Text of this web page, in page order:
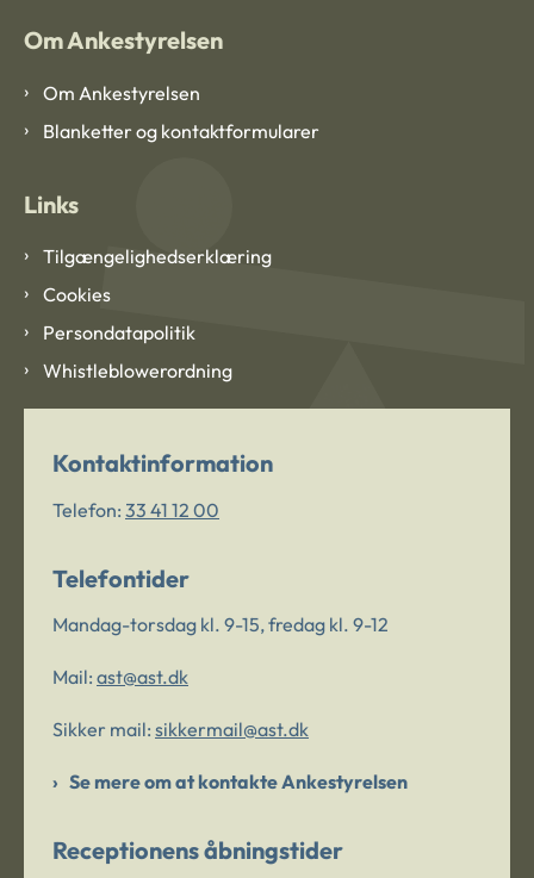
Om Ankestyrelsen
Om Ankestyrelsen
Blanketter og kontaktformularer
Links
Tilgængelighedserklæring
Cookies
Persondatapolitik
Whistleblowerordning
Kontaktinformation
Telefon: 33 41 12 00
Telefontider
Mandag-torsdag kl. 9-15, fredag kl. 9-12
Mail: ast@ast.dk
Sikker mail: sikkermail@ast.dk
Se mere om at kontakte Ankestyrelsen
Receptionens åbningstider